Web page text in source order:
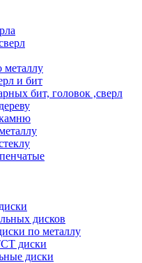
металлу
и бит
бит, головок ,сверл
дисков
по металлу
диски
диски